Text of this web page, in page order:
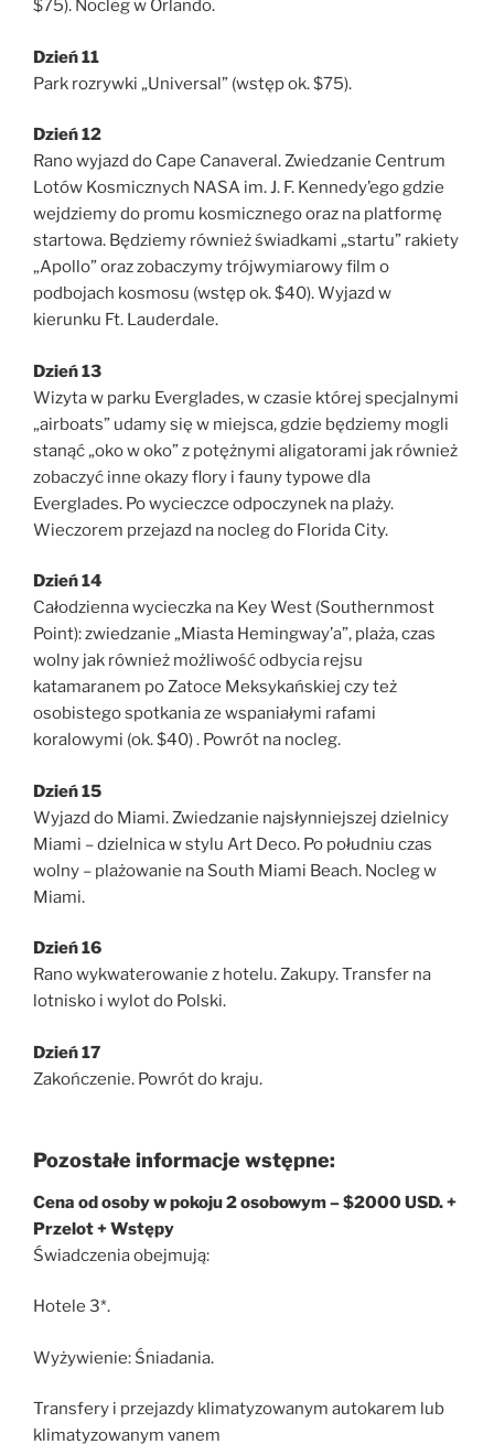
$75). Nocleg w Orlando.
Dzień 11
Park rozrywki „Universal” (wstęp ok. $75).
Dzień 12
Rano wyjazd do Cape Canaveral. Zwiedzanie Centrum
Lotów Kosmicznych NASA im. J. F. Kennedy’ego gdzie
wejdziemy do promu kosmicznego oraz na platformę
startowa. Będziemy również świadkami „startu” rakiety
„Apollo” oraz zobaczymy trójwymiarowy film o
podbojach kosmosu (wstęp ok. $40). Wyjazd w
kierunku Ft. Lauderdale.
Dzień 13
Wizyta w parku Everglades, w czasie której specjalnymi
„airboats” udamy się w miejsca, gdzie będziemy mogli
stanąć „oko w oko” z potężnymi aligatorami jak również
zobaczyć inne okazy flory i fauny typowe dla
Everglades. Po wycieczce odpoczynek na plaży.
Wieczorem przejazd na nocleg do Florida City.
Dzień 14
Całodzienna wycieczka na Key West (Southernmost
Point): zwiedzanie „Miasta Hemingway’a”, plaża, czas
wolny jak również możliwość odbycia rejsu
katamaranem po Zatoce Meksykańskiej czy też
osobistego spotkania ze wspaniałymi rafami
koralowymi (ok. $40) . Powrót na nocleg.
Dzień 15
Wyjazd do Miami. Zwiedzanie najsłynniejszej dzielnicy
Miami – dzielnica w stylu Art Deco. Po południu czas
wolny – plażowanie na South Miami Beach. Nocleg w
Miami.
Dzień 16
Rano wykwaterowanie z hotelu. Zakupy. Transfer na
lotnisko i wylot do Polski.
Dzień 17
Zakończenie. Powrót do kraju.
Pozostałe informacje wstępne:
Cena od osoby w pokoju 2 osobowym – $2000 USD. +
Przelot + Wstępy
Świadczenia obejmują:
Hotele 3*.
Wyżywienie: Śniadania.
Transfery i przejazdy klimatyzowanym autokarem lub
klimatyzowanym vanem